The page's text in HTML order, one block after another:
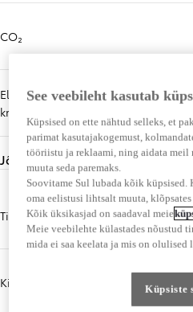
CO₂
Elektritarve min (kWh / 100
km)
Jõudlus
Tippkiirus (km/h)
Kiirendus, 0–100 km/h (sekundit)
See veebileht kasutab
Küpsised on ette nähtud selleks, et
parimat kasutajakogemust,
tööriistu ja reklaami, ning aidata
muuta seda paremaks.
Soovitame Sul lubada kõik küpsised.
oma eelistusi lihtsalt muuta,
Kõik üksikasjad on saadaval meie
Meie veebilehte külastades nõustud
mida ei saa keelata ja mis on olulised
Küpsiste